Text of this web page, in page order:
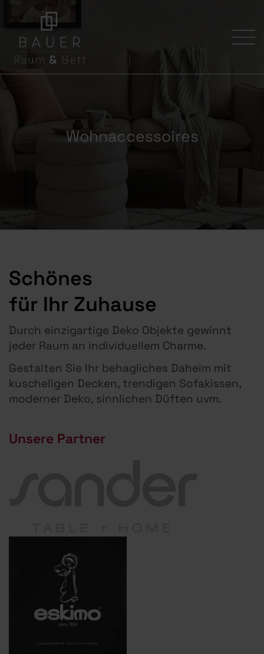
Wohnaccessoires
Schönes
für Ihr Zuhause
Durch einzigartige Deko Objekte gewinnt
jeder Raum an individuellem Charme.
Gestalten Sie Ihr behagliches Daheim mit
kuscheligen Decken, trendigen Sofakissen,
moderner Deko, sinnlichen Düften uvm.
Unsere Partner